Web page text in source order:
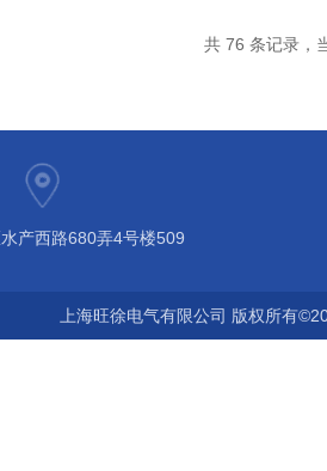
共 76 条记录
水产西路680弄4号楼509
上海旺徐电气有限公司 版权所有